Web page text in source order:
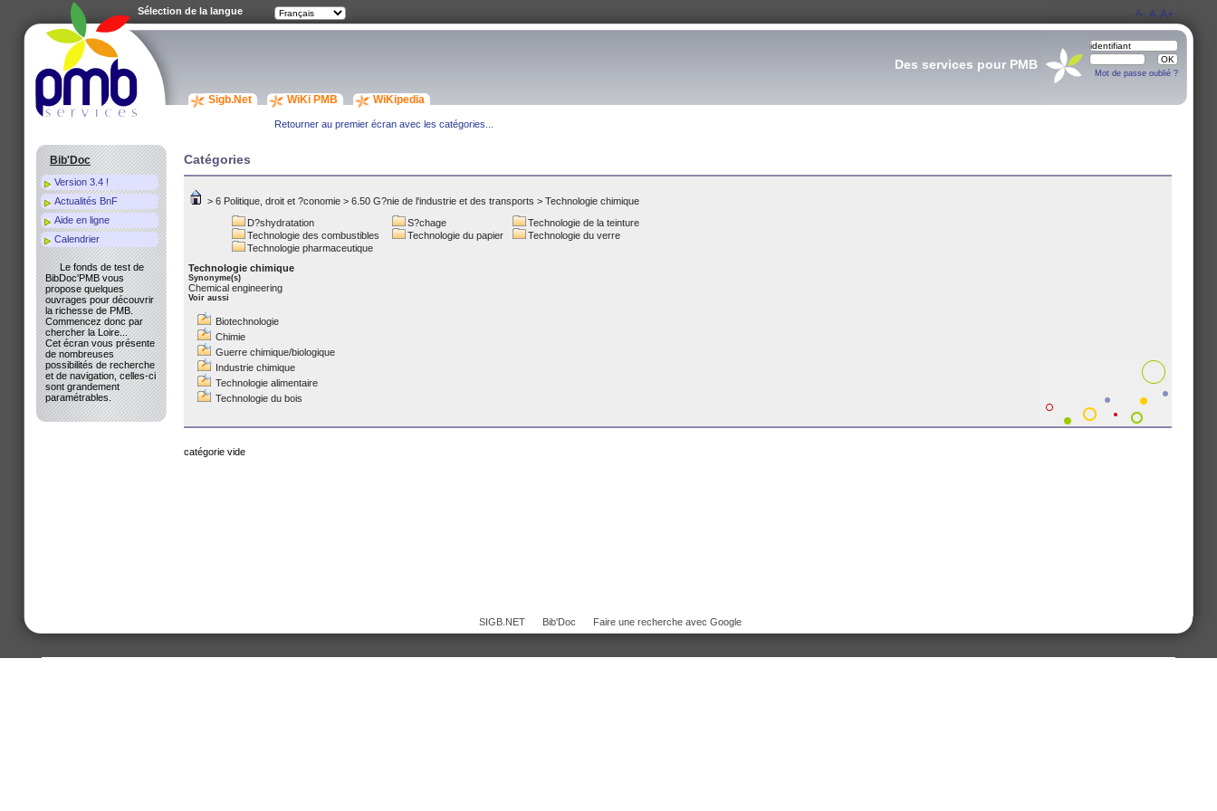
Sigb.Net WiKi PMB WiKipedia
Des services pour PMB
Retourner au premier écran avec les catégories...
Catégories
> 6 Politique, droit et ?conomie > 6.50 G?nie de l'industrie et des transports > Technologie chimique
D?shydratation
S?chage
Technologie de la teinture
Technologie des combustibles
Technologie du papier
Technologie du verre
Technologie pharmaceutique
Technologie chimique
Synonyme(s)
Chemical engineering
Voir aussi
Biotechnologie
Chimie
Guerre chimique/biologique
Industrie chimique
Technologie alimentaire
Technologie du bois
catégorie vide
SIGB.NET Bib'Doc Faire une recherche avec Google
Bib'Doc
Version 3.4 !
Actualités BnF
Aide en ligne
Calendrier
Le fonds de test de
BibDoc'PMB vous
propose quelques
ouvrages pour découvrir
la richesse de PMB.
Commencez donc par
chercher la Loire...
Cet écran vous présente
de nombreuses
possibilités de recherche
et de navigation, celles-ci
sont grandement
paramétrables.
A- A A+
Sélection de la langue
Mot de passe oublié ?